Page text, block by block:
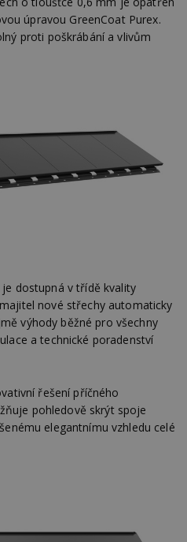
úpravou GreenCoat Purex.
proti poškrábání a vlivům
je dostupná v třídě kvality
nové střechy automaticky
výhody běžné pro všechny
a technické poradenství
řešení příčného
pohledově skrýt spoje
elegantnímu vzhledu celé